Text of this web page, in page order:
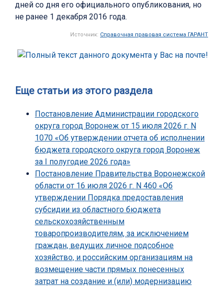
дней со дня его официального опубликования, но
не ранее 1 декабря 2016 года.
Источник: Справочная правовая система ГАРАНТ
Еще статьи из этого раздела
Постановление Администрации городского
округа город Воронеж от 15 июля 2026 г. N
1070 «Об утверждении отчета об исполнении
бюджета городского округа город Воронеж
за I полугодие 2026 года»
Постановление Правительства Воронежской
области от 16 июля 2026 г. N 460 «Об
утверждении Порядка предоставления
субсидии из областного бюджета
сельскохозяйственным
товаропроизводителям, за исключением
граждан, ведущих личное подсобное
хозяйство, и российским организациям на
возмещение части прямых понесенных
затрат на создание и (или) модернизацию